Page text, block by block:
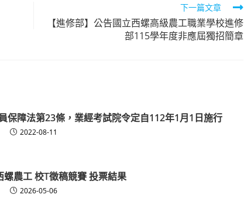
下一篇文章
【進修部】公告國立西螺高級農工職業學校進修
部115學年度非應屆獨招簡章
保障法第23條，業經考試院令定自112年1月1日施行
2022-08-11
螺農工 校T徵稿競賽 投票結果
2026-05-06